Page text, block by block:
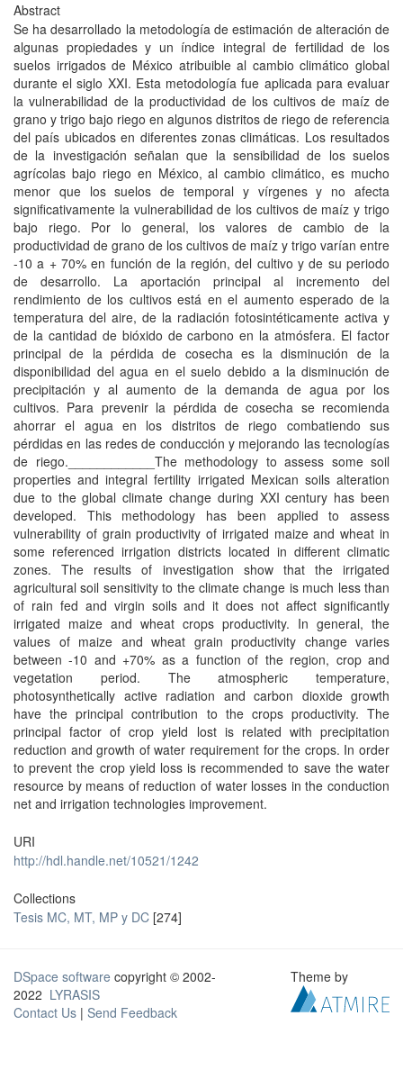
Abstract
Se ha desarrollado la metodología de estimación de alteración de
algunas propiedades y un índice integral de fertilidad de los
suelos irrigados de México atribuible al cambio climático global
durante el siglo XXI. Esta metodología fue aplicada para evaluar
la vulnerabilidad de la productividad de los cultivos de maíz de
grano y trigo bajo riego en algunos distritos de riego de referencia
del país ubicados en diferentes zonas climáticas. Los resultados
de la investigación señalan que la sensibilidad de los suelos
agrícolas bajo riego en México, al cambio climático, es mucho
menor que los suelos de temporal y vírgenes y no afecta
significativamente la vulnerabilidad de los cultivos de maíz y trigo
bajo riego. Por lo general, los valores de cambio de la
productividad de grano de los cultivos de maíz y trigo varían entre
-10 a + 70% en función de la región, del cultivo y de su periodo
de desarrollo. La aportación principal al incremento del
rendimiento de los cultivos está en el aumento esperado de la
temperatura del aire, de la radiación fotosintéticamente activa y
de la cantidad de bióxido de carbono en la atmósfera. El factor
principal de la pérdida de cosecha es la disminución de la
disponibilidad del agua en el suelo debido a la disminución de
precipitación y al aumento de la demanda de agua por los
cultivos. Para prevenir la pérdida de cosecha se recomienda
ahorrar el agua en los distritos de riego combatiendo sus
pérdidas en las redes de conducción y mejorando las tecnologías
de riego.____________The methodology to assess some soil
properties and integral fertility irrigated Mexican soils alteration
due to the global climate change during XXI century has been
developed. This methodology has been applied to assess
vulnerability of grain productivity of irrigated maize and wheat in
some referenced irrigation districts located in different climatic
zones. The results of investigation show that the irrigated
agricultural soil sensitivity to the climate change is much less than
of rain fed and virgin soils and it does not affect significantly
irrigated maize and wheat crops productivity. In general, the
values of maize and wheat grain productivity change varies
between -10 and +70% as a function of the region, crop and
vegetation period. The atmospheric temperature,
photosynthetically active radiation and carbon dioxide growth
have the principal contribution to the crops productivity. The
principal factor of crop yield lost is related with precipitation
reduction and growth of water requirement for the crops. In order
to prevent the crop yield loss is recommended to save the water
resource by means of reduction of water losses in the conduction
net and irrigation technologies improvement.
URI
http://hdl.handle.net/10521/1242
Collections
Tesis MC, MT, MP y DC [274]
DSpace software copyright © 2002-
2022 LYRASIS
Contact Us | Send Feedback
Theme by